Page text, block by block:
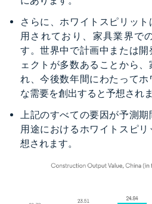
さらに、ホワイトスピリッ
用されており、家具業界で
す。世界中で計画中または
ェクトが多数あることから
れ、今後数年間にわたって
な需要を創出すると予想されま
上記のすべての要因が予測
用途におけるホワイトスピ
想されます。